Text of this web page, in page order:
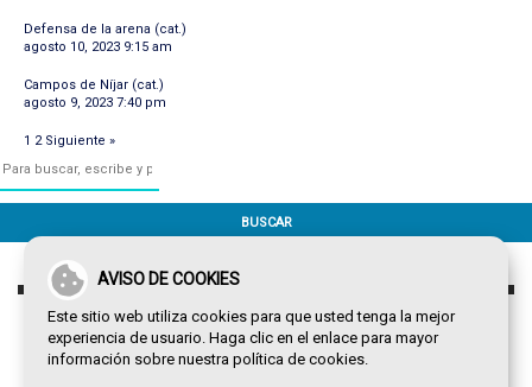
AVISO DE COOKIES
Este sitio web utiliza cookies para que usted tenga la mejor
experiencia de usuario. Haga clic en el enlace para mayor
información sobre nuestra política de cookies.
Defensa de la arena (cat.)
agosto 10, 2023 9:15 am
Campos de Níjar (cat.)
agosto 9, 2023 7:40 pm
1 2 Siguiente »
BUSCAR